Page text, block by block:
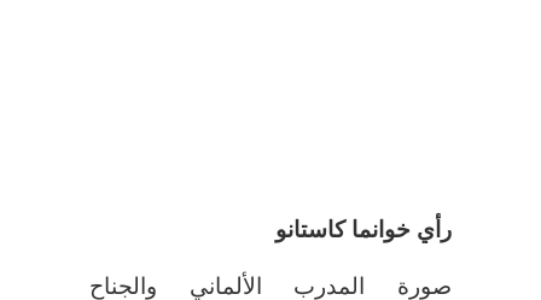
رأي خوانما كاستانو
صورة المدرب الألماني والجناح